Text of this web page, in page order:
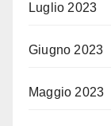
Luglio 2023
Giugno 2023
Maggio 2023